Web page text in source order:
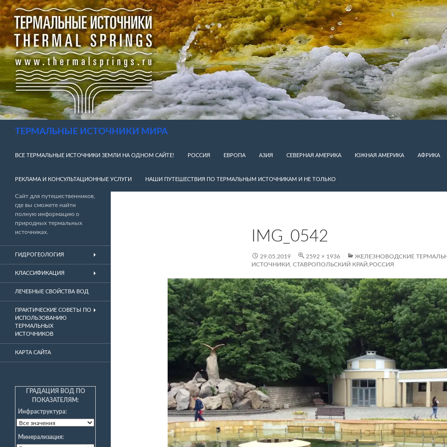
Перейти
к
содержимому
ТЕРМАЛЬНЫЕ ИСТОЧНИКИ МИРА
ВСЕ ТЕРМАЛЬНЫЕ ИСТОЧНИКИ ЗЕМЛИ НА ОДНОМ САЙТЕ! РОССИЯ ЕВРОПА АЗИЯ СЕВЕРНАЯ АМЕРИКА ЮЖНАЯ АМЕРИКА АФРИКА
РЕКЛАМА И КОНСУЛЬТАЦИОННЫЕ УСЛУГИ НАШИ ПУТЕШЕСТВИЯ ПО ТЕРМАЛЬНЫМ ИСТОЧНИКАМ И НЕ ТОЛЬКО
IMG_0542
29.05.2019 2592 × 1936
ЖЕЛЕЗНОВОДСКИЕ
ИСТОЧНИКИ, СТАВРОПОЛЬСКИЙ КРАЙ,РОССИЯ
Сайт для путешественников,
где вы сможете найти
полную информацию о
природных термальных
источниках.
ГИДРОГЕОЛОГИЯ
КЛАССИФИКАЦИЯ
ЛЕЧЕБНЫЕ СВОЙСТВА ВОД
ПРАКТИЧЕСКИЕ СОВЕТЫ ПО
ИСПОЛЬЗОВАНИЮ
ТЕРМАЛЬНЫХ
ИСТОЧНИКОВ
КАРТА САЙТА
ГРАДАЦИЯ ВОД ПО
ПОКАЗАТЕЛЯМ:
Инфраструктура:
Минерализация: